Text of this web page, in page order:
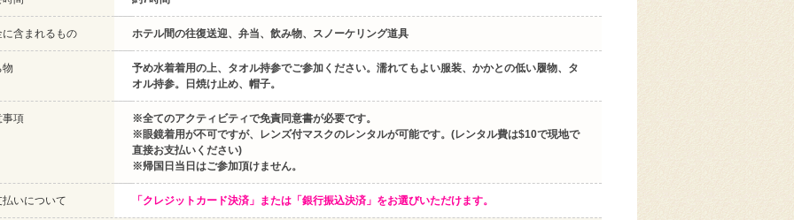
に含まれるもの ホテル間の往復送迎、弁当、飲み物、スノーケリング道具
物
予め水着着用の上、タオル持参でご参加ください。濡れてもよい服装、かかとの低い履物、タ
オル持参。日焼け止め、帽子。
事項
※全てのアクティビティで免責同意書が必要です。
※眼鏡着用が不可ですが、レンズ付マスクのレンタルが可能です。(レンタル費は$10で現地で
直接お支払いください)
※帰国日当日はご参加頂けません。
払いについて 「クレジットカード決済」または「銀行振込決済」をお選びいただけます。